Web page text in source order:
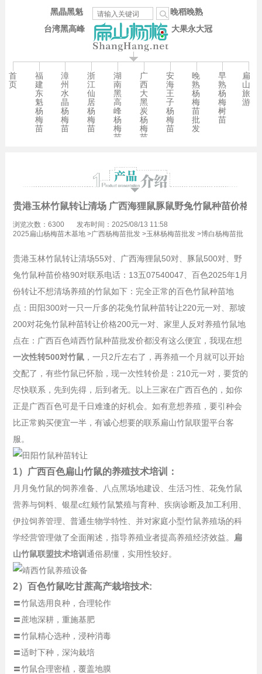
台湾黑高峰
晚稻晚熟
大果永大冠
黑晶黑魁
首
页
福
建
东
魁
杨
梅
苗
漳
州
水
晶
杨
梅
苗
浙
江
仙
居
杨
梅
苗
湖
南
黑
高
峰
杨
梅
苗
广
西
大
黑
炭
杨
梅
苗
安
海
王
子
杨
梅
苗
晚
熟
杨
梅
苗
批
发
早
熟
杨
梅
树
苗
扁
山
旅
游
贵港玉林竹鼠转让清场 广西海狸鼠豚鼠野兔竹鼠种苗价格90
浏览次数：6300
发布时间：2025/08/13 11:58
2025扁山杨梅苗木基地>广西杨梅苗批发>玉林杨梅苗批发>博白杨梅苗批
贵港玉林竹鼠转让清场55对、广西海狸鼠50对、豚鼠500对、野
兔竹鼠种苗价格90对联系电话：13五07540047、百色2025年1月
份转让不想清场养殖的竹鼠如下：完全正常的百色竹鼠种苗地
点：田阳300对一只一斤多的花兔竹鼠种苗转让220元一对、那坡
200对花兔竹鼠种苗转让价格200元一对、家里人反对养殖竹鼠地
点在：广西百色靖西竹鼠种苗批发价都没有这么便宜，我现在想
一次性转500对竹鼠，一只2斤左右了，再养殖一个月就可以开始
交配了，有些竹鼠已怀胎，现一次性转价是：210元一对，要货的
尽快联系，先到先得，后到者无。以上三家在广西百色的，如你
正是广西百色可是千日难逢的好机会。如有意想养殖，要引种会
比正常购买便宜一半，有诚心想要的联系扁山竹鼠联盟平台客
服。
1）广西百色扁山竹鼠的养殖技术培训：
月月兔竹鼠的饲养准备、八点黑场地建设、生活习性、花兔竹鼠
营养与饲料、银星c红颊竹鼠繁殖与育种、疾病诊断及加工利用、
伊拉饲养管理、普通生物学特性、并对家庭小型竹鼠养殖场的科
学经营管理做了全面阐述，指导养殖业者提高养殖经济效益。
扁
山竹鼠联盟技术培训 通俗易懂，实用性较好。
2）百色竹鼠吃甘蔗高产栽培技术:
〓竹鼠选用良种，合理轮作
〓蔗地深耕，重施基肥
〓竹鼠精心选种，浸种消毒
〓适时下种，深沟栽培
〓竹鼠合理密植，覆盖地膜